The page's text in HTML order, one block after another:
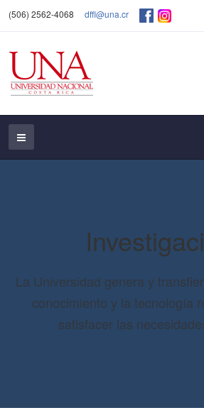
(506) 2562-4068 dffl@una.cr
La Universidad genera y
conocimiento y la tecnología
satisfacer las